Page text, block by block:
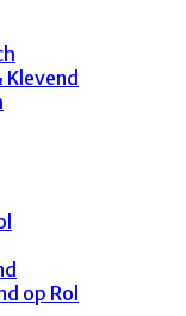
Klevend
op Rol